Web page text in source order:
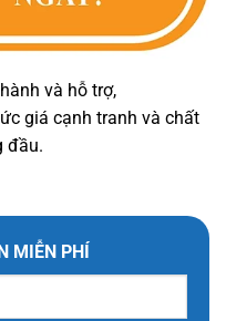
và hỗ trợ,
giá cạnh tranh và chất
đầu.
MIỄN PHÍ